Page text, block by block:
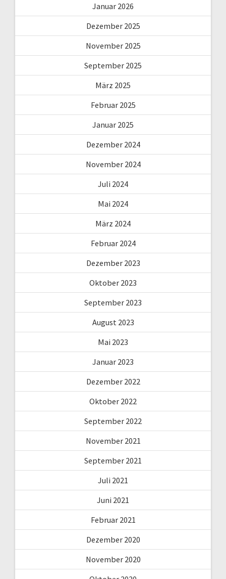
Januar 2026
Dezember 2025
November 2025
September 2025
März 2025
Februar 2025
Januar 2025
Dezember 2024
November 2024
Juli 2024
Mai 2024
März 2024
Februar 2024
Dezember 2023
Oktober 2023
September 2023
August 2023
Mai 2023
Januar 2023
Dezember 2022
Oktober 2022
September 2022
November 2021
September 2021
Juli 2021
Juni 2021
Februar 2021
Dezember 2020
November 2020